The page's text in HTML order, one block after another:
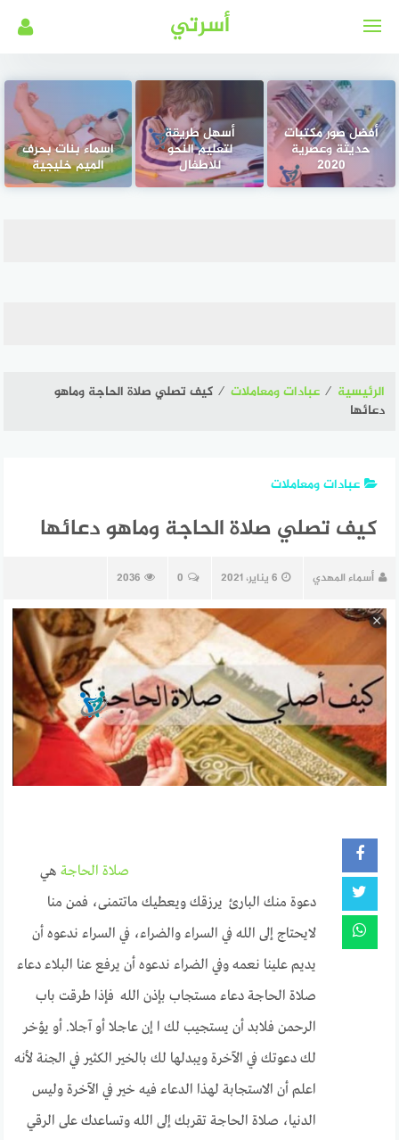
أسرتي
أفضل صور مكتبات
حديثة وعصرية
2020
أسهل طريقة
لتعليم النحو
للاطفال
اسماء بنات بحرف
الميم خليجية
الرئيسية ⁄ عبادات ومعاملات ⁄ كيف تصلي صلاة الحاجة وماهو
دعائها
عبادات ومعاملات
كيف تصلي صلاة الحاجة وماهو دعائها
أسماء المهدي 6 يناير، 2021 0
2036
صلاة الحاجة هي
دعوة منك البارئ يرزقك ويعطيك ماتتمنى، فمن منا
لايحتاج إلى الله في السراء والضراء، في السراء ندعوه أن
يديم علينا نعمه وفي الضراء ندعوه أن يرفع عنا البلاء دعاء
صلاة الحاجة دعاء مستجاب بإذن الله فإذا طرقت باب
الرحمن فلابد أن يستجيب لك ا إن عاجلا أو آجلا. أو يؤخر
لك دعوتك في الآخرة ويبدلها لك بالخير الكثير في الجنة لأنه
اعلم أن الاستجابة لهذا الدعاء فيه خير في الآخرة وليس
الدنيا، صلاة الحاجة تقربك إلى الله وتساعدك على الرقي